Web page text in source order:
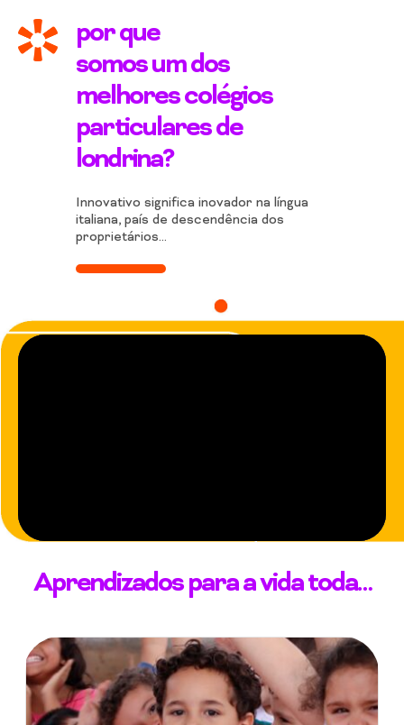
por que
somos um dos
melhores colégios
particulares de
londrina?
Innovativo significa inovador na língua
italiana, país de descendência dos
proprietários…
Aprendizados para a vida toda…